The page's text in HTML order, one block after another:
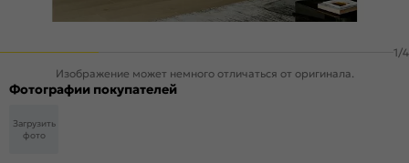
1/4
Изображение может немного отличаться от оригинала.
Фотографии покупателей
Загрузить
фото